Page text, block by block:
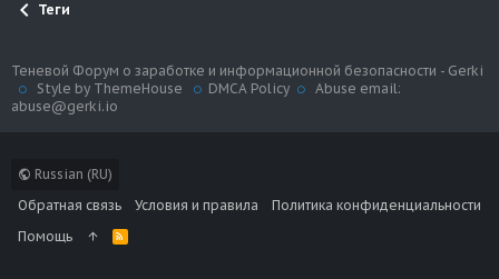
Теги
Russian (RU)
Обратная связь
Условия и правила
Политика конфиденциальности
Помощь
R
S
Теневой Форум о заработке и информационной безопасности - Gerki
Style by ThemeHouse
DMCA Policy
Abuse email:
abuse@gerki.io